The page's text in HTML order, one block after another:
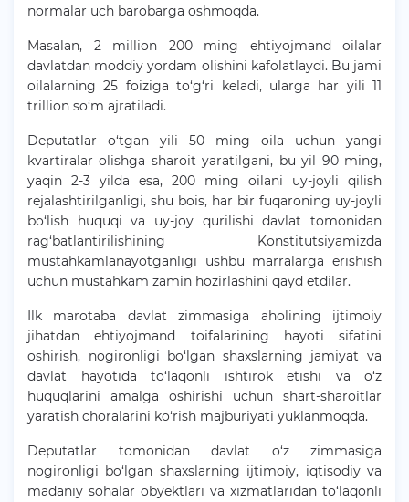
normalar uch barobarga oshmoqda.
Masalan, 2 million 200 ming ehtiyojmand oilalar
davlatdan moddiy yordam olishini kafolatlaydi. Bu jami
oilalarning 25 foiziga to‘g‘ri keladi, ularga har yili 11
trillion so‘m ajratiladi.
Deputatlar o‘tgan yili 50 ming oila uchun yangi
kvartiralar olishga sharoit yaratilgani, bu yil 90 ming,
yaqin 2-3 yilda esa, 200 ming oilani uy-joyli qilish
rejalashtirilganligi, shu bois, har bir fuqaroning uy-joyli
bo‘lish huquqi va uy-joy qurilishi davlat tomonidan
rag‘batlantirilishining Konstitutsiyamizda
mustahkamlanayotganligi ushbu marralarga erishish
uchun mustahkam zamin hozirlashini qayd etdilar.
Ilk marotaba davlat zimmasiga aholining ijtimoiy
jihatdan ehtiyojmand toifalarining hayoti sifatini
oshirish, nogironligi bo‘lgan shaxslarning jamiyat va
davlat hayotida to‘laqonli ishtirok etishi va o‘z
huquqlarini amalga oshirishi uchun shart-sharoitlar
yaratish choralarini ko‘rish majburiyati yuklanmoqda.
Deputatlar tomonidan davlat o‘z zimmasiga
nogironligi bo‘lgan shaxslarning ijtimoiy, iqtisodiy va
madaniy sohalar obyektlari va xizmatlaridan to‘laqonli